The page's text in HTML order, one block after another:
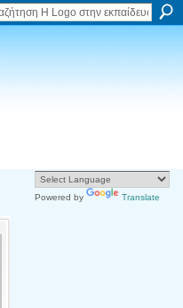
Powered by Translate